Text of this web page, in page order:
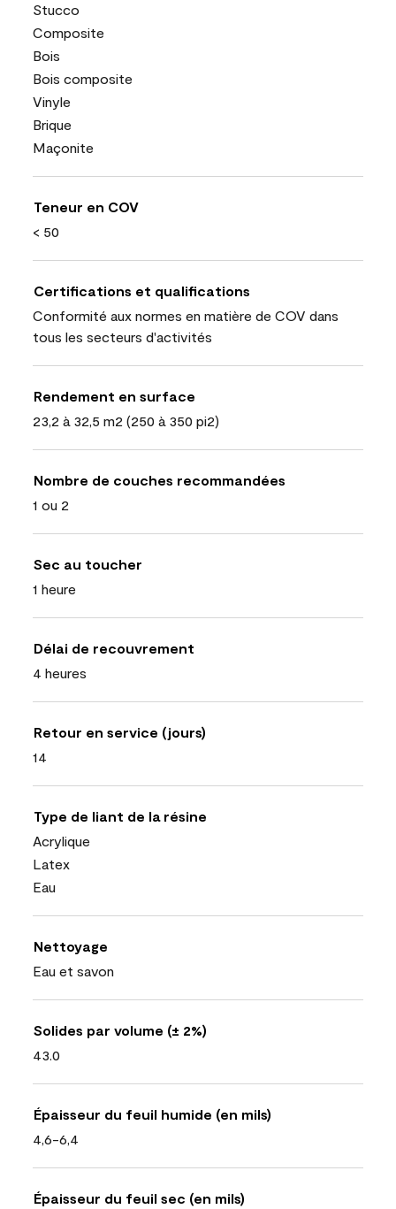
Stucco
Composite
Bois
Bois composite
Vinyle
Brique
Maçonite
Teneur en COV
< 50
Certifications et qualifications
Conformité aux normes en matière de COV dans
tous les secteurs d'activités
Rendement en surface
23,2 à 32,5 m2 (250 à 350 pi2)
Nombre de couches recommandées
1 ou 2
Sec au toucher
1 heure
Délai de recouvrement
4 heures
Retour en service (jours)
14
Type de liant de la résine
Acrylique
Latex
Eau
Nettoyage
Eau et savon
Solides par volume (± 2%)
43.0
Épaisseur du feuil humide (en mils)
4,6-6,4
Épaisseur du feuil sec (en mils)